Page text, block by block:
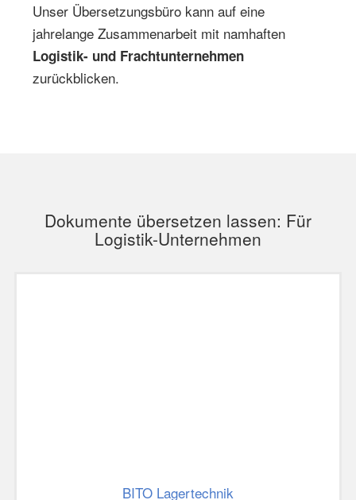
Unser Übersetzungsbüro kann auf eine
jahrelange Zusammenarbeit mit namhaften
Logistik- und Frachtunternehmen
zurückblicken.
Dokumente übersetzen lassen: Für
Logistik-Unternehmen
BITO Lagertechnik